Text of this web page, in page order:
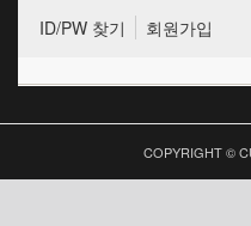
ID/PW 찾기 회원가입
COPYRIGHT ©